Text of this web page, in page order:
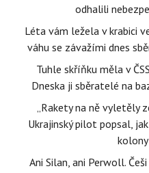
odhalili
Léta vám ležela v krabici
váhu se závažími dnes
Tuhle skříňku měla v
Dneska ji sběratelé na
„Rakety na ně vyletěly
Ukrajinský pilot popsal,
Ani Silan, ani Perwoll.